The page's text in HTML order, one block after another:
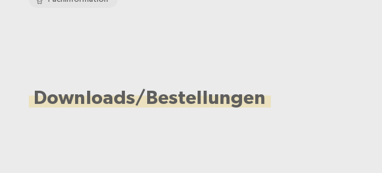
Downloads/Bestellungen